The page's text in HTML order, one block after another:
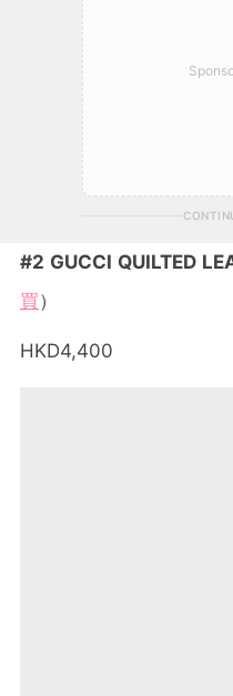
#2 GUCCI QUILTED
買）
HKD4,400